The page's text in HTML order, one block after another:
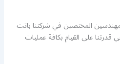
المختصين في شركتنا باتت
على القيام بكافة عمليات